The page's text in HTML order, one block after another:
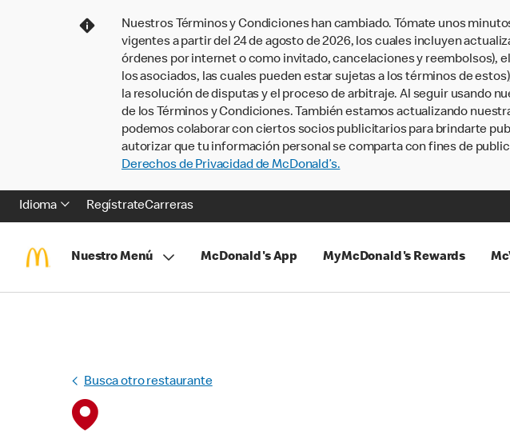
Nuestros Términos y Condiciones han cambiado. Tómate unos
vigentes a partir del 24 de agosto de 2026, los cuales incluyen
órdenes por internet o como invitado, cancelaciones y reembolsos),
los asociados, las cuales pueden estar sujetas a los términos de
la resolución de disputas y el proceso de arbitraje. Al seguir usando
de los Términos y Condiciones. También estamos actualizando
podemos colaborar con ciertos socios publicitarios para brindarte
autorizar que tu información personal se comparta con fines de
Derechos de Privacidad de McDonald’s.
Idioma RegístrateCarreras
Nuestro Menú McDonald's App MyMcDonald's Rewards
Busca otro restaurante